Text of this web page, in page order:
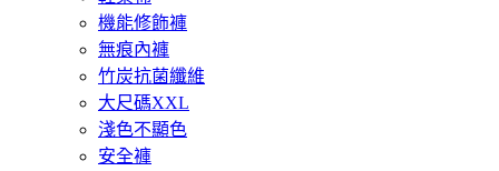
機能修飾褲
無痕內褲
竹炭抗菌纖維
大尺碼XXL
淺色不顯色
安全褲